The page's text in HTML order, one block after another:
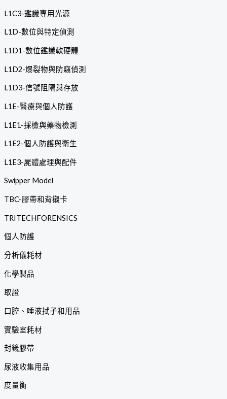
L1C3-鑑識專用光源
L1D-數位與特定偵測
L1D1-數位鑑識軟硬體
L1D2-爆裂物與防竊偵測
L1D3-信號阻隔與存放
L1E-醫療與個人防護
L1E1-採檢與藥物檢測
L1E2-個人防護與衛生
L1E3-屍體處理與配件
Swipper Model
TBC-膠帶和背襯卡
TRITECHFORENSICS
個人防護
分析儀耗材
化學製品
取證
口腔、唾液拭子和用品
實驗室耗材
封籤膠帶
尿液收集用品
度量衡